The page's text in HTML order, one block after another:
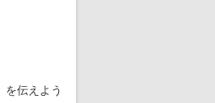
を伝えよう